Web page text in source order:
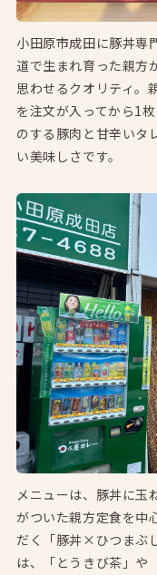
小田原市成田に豚丼専
道で生まれ育った親方
思わせるクオリティ。
を注文が入ってから1
のする豚肉と甘辛いタ
い美味しさです。
メニューは、豚丼に玉
がついた親方定食を中
だく「豚丼×ひつまぶ
は、「とうきび茶」や